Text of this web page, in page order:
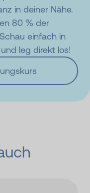
in deiner Nähe.
80 % der
einfach in
leg direkt los!